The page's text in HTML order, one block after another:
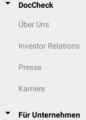
DocCheck
Über Uns
Investor Relations
Presse
Karriere
Für Unternehmen